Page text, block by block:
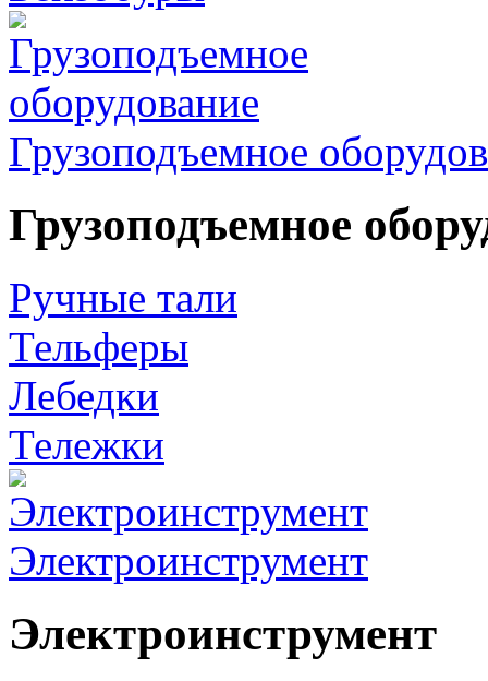
Грузоподъемное
Грузоподъемное
Ручные тали
Тельферы
Лебедки
Тележки
Электроинструмент
Электроинструмент